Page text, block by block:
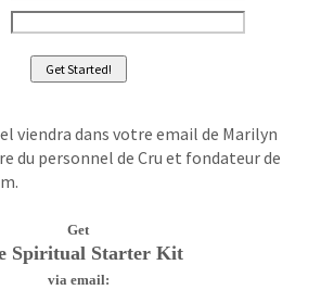
viendra dans votre email de Marilyn
du personnel de Cru et fondateur de
Get
Spiritual Starter Kit
via email: